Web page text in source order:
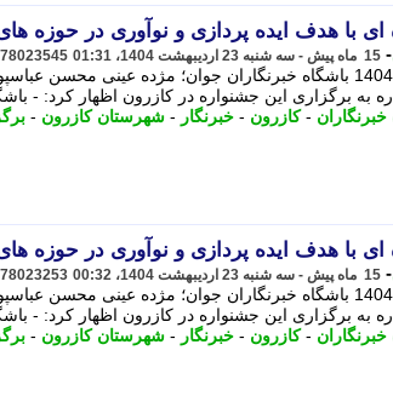
ای با هدف ایده پردازی و نوآوری در حوزه
- 15 ماه پیش - سه شنبه 23 اردیبهشت 1404، 01:31 78023545
56 22 اردیبهشت 1404 باشگاه خبرنگاران جوان؛ مژده عینی
به برگزاری این جشنواره در کازرون اظهار کرد: -
خبرنگاران -کازرون - خبرنگار - شهرستان کازرون -
ای با هدف ایده پردازی و نوآوری در حوزه
- 15 ماه پیش - سه شنبه 23 اردیبهشت 1404، 00:32 78023253
56 22 اردیبهشت 1404 باشگاه خبرنگاران جوان؛ مژده عینی
به برگزاری این جشنواره در کازرون اظهار کرد: -
خبرنگاران -کازرون - خبرنگار - شهرستان کازرون -